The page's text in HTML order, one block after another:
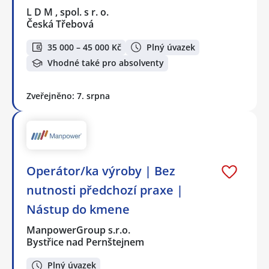
L D M , spol. s r. o.
Česká Třebová
35 000 – 45 000 Kč
Plný úvazek
Vhodné také pro absolventy
Zveřejněno: 7. srpna
Operátor/ka výroby | Bez
nutnosti předchozí praxe |
Nástup do kmene
ManpowerGroup s.r.o.
Bystřice nad Pernštejnem
Plný úvazek